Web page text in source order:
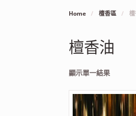
Home / 檀香區 /
檀香油
顯示單一結果